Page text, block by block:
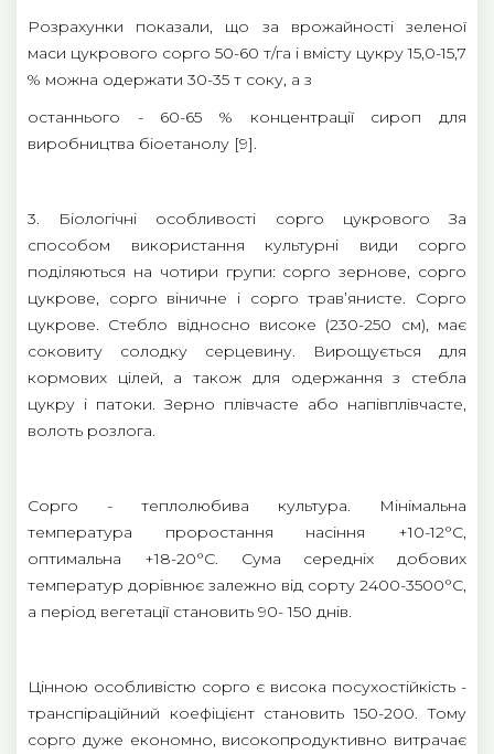
Розрахунки показали, що за врожайності зеленої
маси цукрового сорго 50-60 т/га і вмісту цукру 15,0-15,7
% можна одержати 30-35 т соку, а з
останнього - 60-65 % концентрації сироп для
виробництва біоетанолу [9].
3. Біологічні особливості сорго цукрового За
способом використання культурні види сорго
поділяються на чотири групи: сорго зернове, сорго
цукрове, сорго віничне і сорго трав’янисте. Сорго
цукрове. Стебло відносно високе (230-250 см), має
соковиту солодку серцевину. Вирощується для
кормових цілей, а також для одержання з стебла
цукру і патоки. Зерно плівчасте або напівплівчасте,
волоть розлога.
Сорго - теплолюбива культура. Мінімальна
температура проростання насіння +10-12°С,
оптимальна +18-20°С. Сума середніх добових
температур дорівнює залежно від сорту 2400-3500°С,
а період вегетації становить 90- 150 днів.
Цінною особливістю сорго є висока посухостійкість -
транспіраційний коефіцієнт становить 150-200. Тому
сорго дуже економно, високопродуктивно витрачає